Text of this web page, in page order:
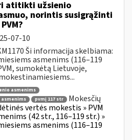
atitikti užsienio
norintis susigrąžinti
07-10
Ši informacija skelbiama:
asmenims (116–119
sumokėtą Lietuvoje,
asmenims
pvmį 117 str
Mokesčių
vertės mokestis » PVM
(42 str., 116–119 str.) »
asmenims (116–119